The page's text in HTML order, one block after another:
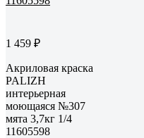
1 459 ₽
Акриловая краска
PALIZH
интерьерная
моющаяся №307
мята 3,7кг 1/4
11605598